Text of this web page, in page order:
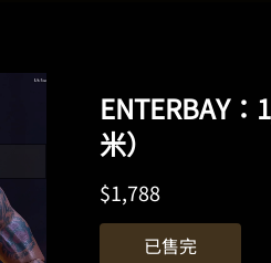
ENTERBAY
米）
$1,788
已售完